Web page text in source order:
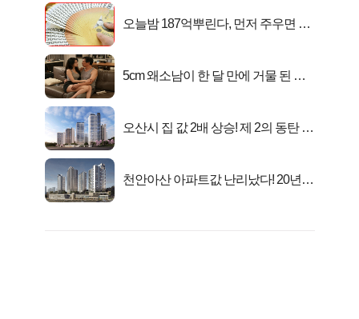
오늘밤 187억뿌린다, 먼저 주우면 최
5cm 왜소남이 한 달 만에 거물 된 사
오산시 집 값 2배 상승! 제 2의 동탄 신
천안아산 아파트값 난리났다! 20년